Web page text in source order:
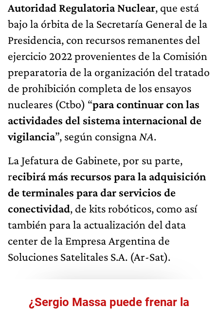
Autoridad Regulatoria Nuclear, que está
bajo la órbita de la Secretaría General de la
Presidencia, con recursos remanentes del
ejercicio 2022 provenientes de la Comisión
preparatoria de la organización del tratado
de prohibición completa de los ensayos
nucleares (Ctbo) “para continuar con las
actividades del sistema internacional de
vigilancia”, según consigna NA.
La Jefatura de Gabinete, por su parte,
recibirá más recursos para la adquisición
de terminales para dar servicios de
conectividad, de kits robóticos, como así
también para la actualización del data
center de la Empresa Argentina de
Soluciones Satelitales S.A. (Ar-Sat).
¿Sergio Massa puede frenar la